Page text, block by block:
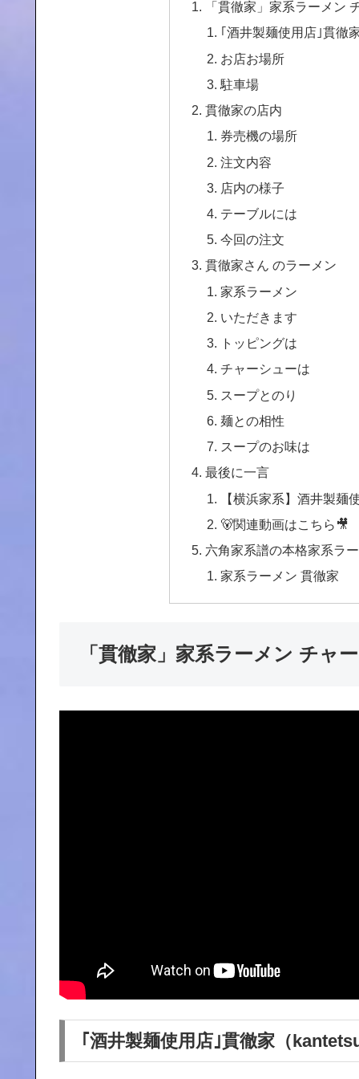
「貫徹家」家系ラーメン
｢酒井製麺使用店｣貫徹
お店お場所
駐車場
貫徹家の店内
券売機の場所
注文内容
店内の様子
テーブルには
今回の注文
貫徹家さん のラーメン
家系ラーメン
いただきます
トッピングは
チャーシューは
スープとのり
麺との相性
スープのお味は
最後に一言
【横浜家系】酒井製麺
🐻関連動画はこちら🎥
六角家系譜の本格家系ラ
家系ラーメン 貫徹家
「貫徹家」家系ラーメン チャ
｢酒井製麺使用店｣貫徹家（